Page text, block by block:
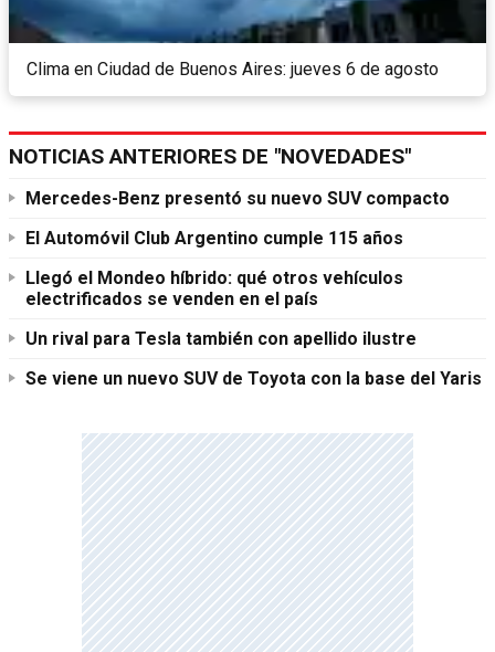
Clima en Ciudad de Buenos Aires: jueves 6 de agosto
NOTICIAS ANTERIORES DE "NOVEDADES"
Mercedes-Benz presentó su nuevo SUV compacto
El Automóvil Club Argentino cumple 115 años
Llegó el Mondeo híbrido: qué otros vehículos
electrificados se venden en el país
Un rival para Tesla también con apellido ilustre
Se viene un nuevo SUV de Toyota con la base del Yaris